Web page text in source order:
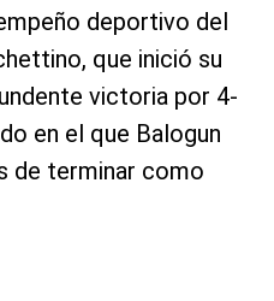
deportivo del
que inició su
victoria por 4-
en el que Balogun
de terminar como